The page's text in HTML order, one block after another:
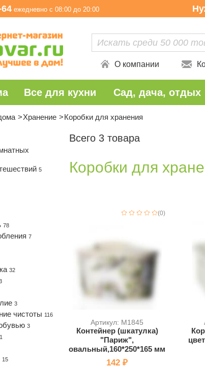
ежедневно с 08:00 до 20:00
О компании
Все для кухни Сад, дача, отдых
Хранение Коробки для хранения
5
78
7
32
3
чистоты 116
3
1
15
Всего 3 товара
Коробки для
(0)
Артикул: M1845
Контейнер (шкатулка)
"Париж",
овальный,160*250*165 мм
142 ₽